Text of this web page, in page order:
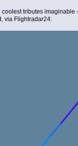
coolest tributes
via Flightradar24: